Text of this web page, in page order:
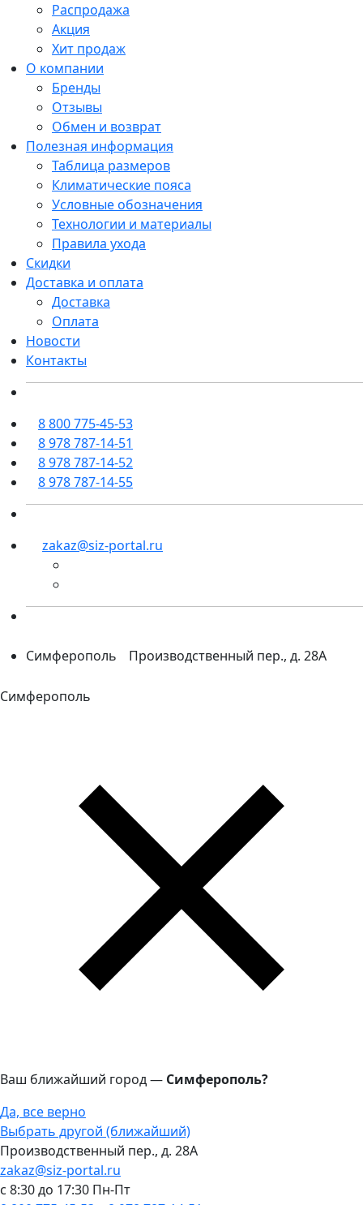
Распродажа
Акция
Хит продаж
О компании
Бренды
Отзывы
Обмен и возврат
Полезная информация
Таблица размеров
Климатические пояса
Условные обозначения
Технологии и материалы
Правила ухода
Скидки
Доставка и оплата
Доставка
Оплата
Новости
Контакты
8 800 775-45-53
8 978 787-14-51
8 978 787-14-52
8 978 787-14-55
zakaz@siz-portal.ru
Симферополь Производственный пер., д. 28А
Симферополь
Ваш ближайший город — Симферополь?
Да, все верно
Выбрать другой (ближайший)
Производственный пер., д. 28А
zakaz@siz-portal.ru
c 8:30 до 17:30 Пн-Пт